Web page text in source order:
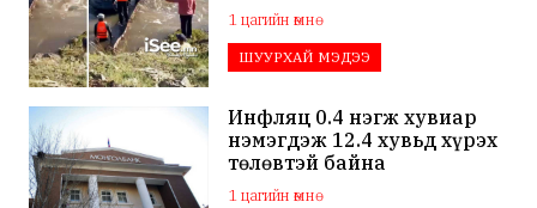
1 цагийн өмнө
ШУУРХАЙ МЭДЭЭ
Инфляц 0.4 нэгж хувиар
нэмэгдэж 12.4 хувьд хүрэх
төлөвтэй байна
1 цагийн өмнө